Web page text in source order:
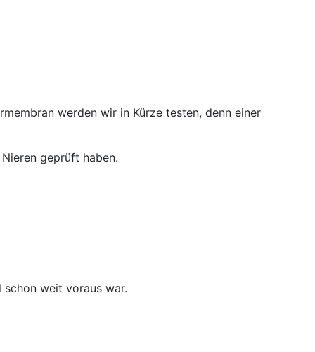
werden wir in Kürze testen, denn einer
geprüft haben.
weit voraus war.